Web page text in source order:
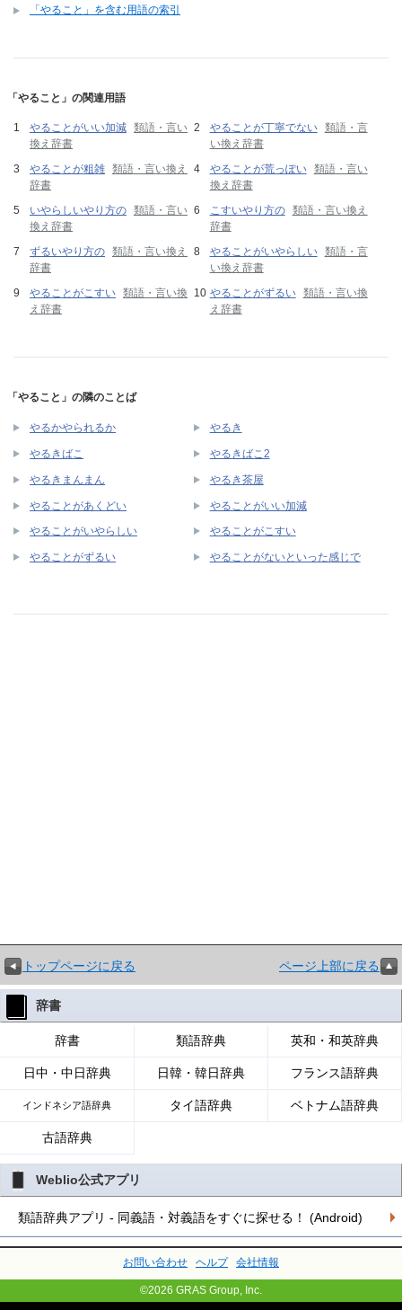
「やること」を含む用語の索引
「やること」の関連用語
やることがいい加減 類語・言い
換え辞書
やることが丁寧でない 類語・言
い換え辞書
やることが粗雑 類語・言い換え
辞書
やることが荒っぽい 類語・言い
換え辞書
いやらしいやり方の 類語・言い
換え辞書
こすいやり方の 類語・言い換え
辞書
ずるいやり方の 類語・言い換え
辞書
やることがいやらしい 類語・言
い換え辞書
やることがこすい 類語・言い換
え辞書
やることがずるい 類語・言い換
え辞書
「やること」の隣のことば
やるかやられるか やるき
やるきばこ やるきばこ2
やるきまんまん やるき茶屋
やることがあくどい やることがいい加減
やることがいやらしい やることがこすい
やることがずるい やることがないといった感じで
トップページに戻る ページ上部に戻る
辞書
辞書 類語辞典 英和・和英辞典
日中・中日辞典 日韓・韓日辞典 フランス語辞典
インドネシア語辞典 タイ語辞典 ベトナム語辞典
古語辞典
Weblio公式アプリ
類語辞典アプリ - 同義語・対義語をすぐに探せる！ (Android)
お問い合わせ ヘルプ 会社情報
©2026 GRAS Group, Inc.